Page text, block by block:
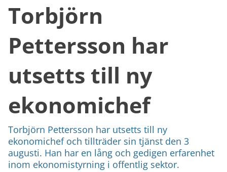
Torbjörn
Pettersson har
utsetts till ny
ekonomichef
Torbjörn Pettersson har utsetts till ny
ekonomichef och tillträder sin tjänst den 3
augusti. Han har en lång och gedigen erfarenhet
inom ekonomistyrning i offentlig sektor.